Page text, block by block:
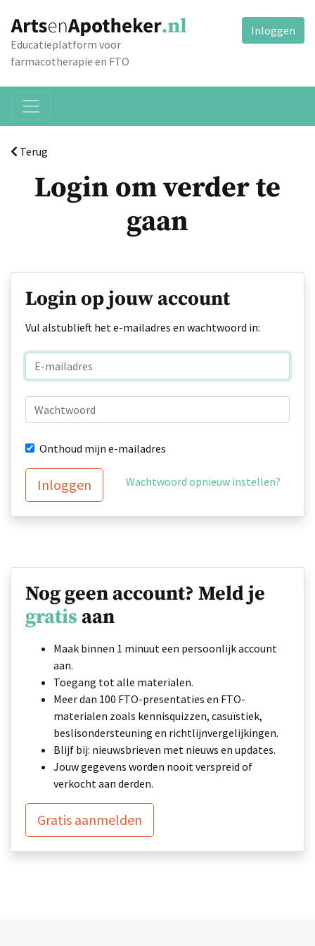
Educatieplatform voor
farmacotherapie en FTO
Inloggen
Terug
Login om verder te
gaan
Login op jouw account
Vul alstublieft het e-mailadres en wachtwoord in:
Onthoud mijn e-mailadres
Inloggen Wachtwoord opnieuw instellen?
Nog geen account? Meld je
gratis aan
Maak binnen 1 minuut een persoonlijk account
aan.
Toegang tot alle materialen.
Meer dan 100 FTO-presentaties en FTO-
materialen zoals kennisquizzen, casuïstiek,
beslisondersteuning en richtlijnvergelijkingen.
Blijf bij: nieuwsbrieven met nieuws en updates.
Jouw gegevens worden nooit verspreid of
verkocht aan derden.
Gratis aanmelden